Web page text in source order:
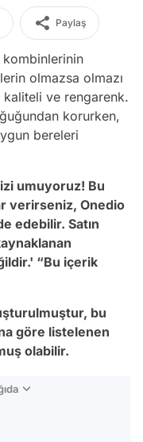
Paylaş
kombinlerinin
olmazsa olmazı
ve rengarenk.
korurken,
bereleri
umuyoruz! Bu
verirseniz, Onedio
edebilir. Satın
“Bu içerik
bu
göre listelenen
olabilir.